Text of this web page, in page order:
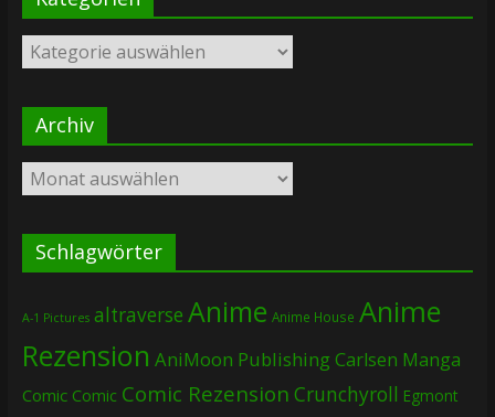
Kategorien
Archiv
Archiv
Schlagwörter
A-1 Pictures altraverse Anime Anime House Anime
Rezension AniMoon PublishingCarlsen Manga
Comic Comic Comic Rezension Crunchyroll Egmont